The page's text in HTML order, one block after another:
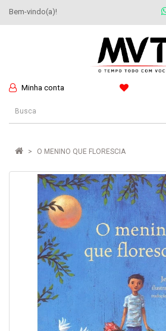
Bem-vindo(a)!
Minha conta
O MENINO QUE FLORESCIA